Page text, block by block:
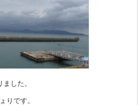
した。
りです。